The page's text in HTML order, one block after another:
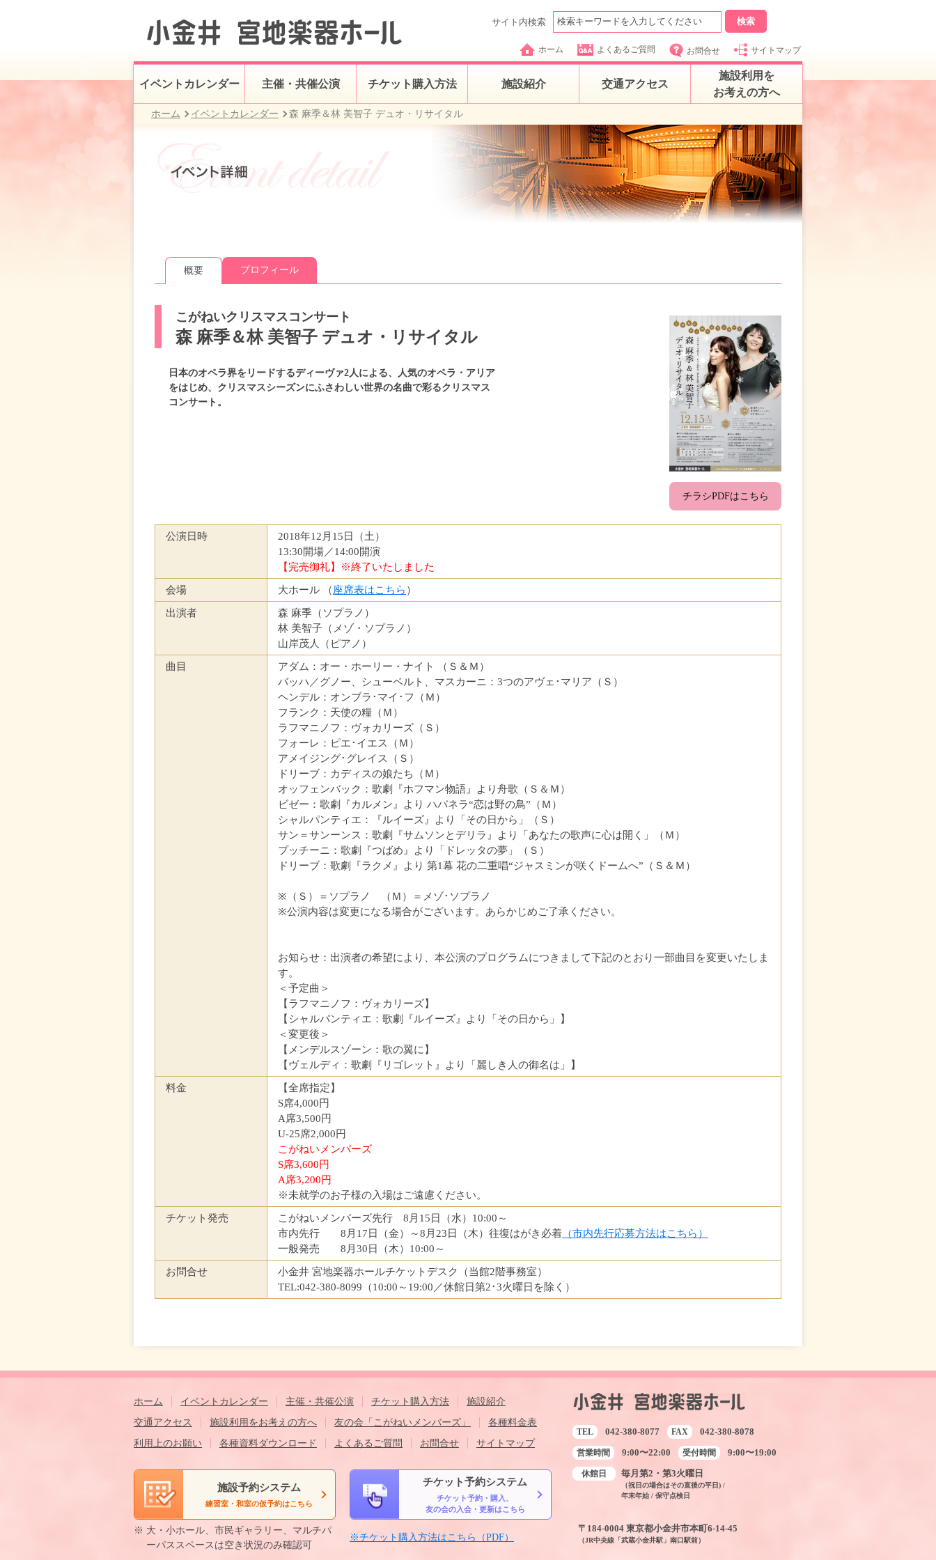
サイト内検索
ホーム よくあるご質問 お問合せ サイトマップ
イベントカレンダー 主催・共催公演 チケット購入方法 施設紹介 交通アクセス
施設利用を
お考えの方へ
ホーム イベントカレンダー 森 麻季＆林 美智子 デュオ・リサイタル
概要 プロフィール
こがねいクリスマスコンサート
森 麻季＆林 美智子 デュオ・リサイタル
日本のオペラ界をリードするディーヴァ2人による、人気のオペラ・アリア
をはじめ、クリスマスシーズンにふさわしい世界の名曲で彩るクリスマス
コンサート。
チラシPDFはこちら
公演日時
2018年12月15日（土）
13:30開場／14:00開演
【完売御礼】※終了いたしました
会場 大ホール （座席表はこちら ）
出演者
森 麻季（ソプラノ）
林 美智子（メゾ・ソプラノ）
山岸茂人（ピアノ）
曲目
アダム：オー・ホーリー・ナイト （Ｓ＆Ｍ）
バッハ／グノー、シューベルト、マスカーニ：3つのアヴェ･マリア（Ｓ）
ヘンデル：オンブラ･マイ･フ（Ｍ）
フランク：天使の糧（Ｍ）
ラフマニノフ：ヴォカリーズ（Ｓ）
フォーレ：ピエ･イエス（Ｍ）
アメイジング･グレイス（Ｓ）
ドリーブ：カディスの娘たち（Ｍ）
オッフェンバック：歌劇『ホフマン物語』より舟歌（Ｓ＆Ｍ）
ビゼー：歌劇『カルメン』より ハバネラ“恋は野の鳥”（Ｍ）
シャルパンティエ：『ルイーズ』より「その日から」（Ｓ）
サン＝サンーンス：歌劇『サムソンとデリラ』より「あなたの歌声に心は開く」（Ｍ）
プッチーニ：歌劇『つばめ』より「ドレッタの夢」（Ｓ）
ドリーブ：歌劇『ラクメ』より 第1幕 花の二重唱“ジャスミンが咲くドームへ”（Ｓ＆Ｍ）
※（Ｓ）＝ソプラノ （Ｍ）＝メゾ･ソプラノ
※公演内容は変更になる場合がございます。あらかじめご了承ください。
お知らせ：出演者の希望により、本公演のプログラムにつきまして下記のとおり一部曲目を変更いたしま
す。
＜予定曲＞
【ラフマニノフ：ヴォカリーズ】
【シャルパンティエ：歌劇『ルイーズ』より「その日から」】
＜変更後＞
【メンデルスゾーン：歌の翼に】
【ヴェルディ：歌劇『リゴレット』より「麗しき人の御名は」】
料金
【全席指定】
S席4,000円
A席3,500円
U-25席2,000円
こがねいメンバーズ
S席3,600円
A席3,200円
※未就学のお子様の入場はご遠慮ください。
チケット発売
こがねいメンバーズ先行 8月15日（水）10:00～
市内先行 8月17日（金）～8月23日（木）往復はがき必着 （市内先行応募方法はこちら）
一般発売 8月30日（木）10:00～
お問合せ
小金井 宮地楽器ホールチケットデスク（当館2階事務室）
TEL:042-380-8099（10:00～19:00／休館日第2･3火曜日を除く）
ホーム イベントカレンダー 主催・共催公演 チケット購入方法
施設紹介
交通アクセス
施設利用をお考えの方へ 友の会「こがねいメンバーズ」
各種料金表
利用上のお願い
各種資料ダウンロード よくあるご質問 お問合せ サイトマップ
施設予約システム
練習室・和室の仮予約はこちら
※ 大・小ホール、市民ギャラリー、マルチパ
ーパススペースは空き状況のみ確認可
チケット予約システム
チケット予約・購入、
友の会の入会・更新はこちら
※チケット購入方法はこちら（PDF）
TEL 042-380-8077 FAX 042-380-8078
営業時間 9:00〜22:00 受付時間 9:00〜19:00
休館日 毎月第2・第3火曜日
（祝日の場合はその直後の平日) /
年末年始 / 保守点検日
〒184-0004 東京都小金井市本町6-14-45
（JR中央線「武蔵小金井駅」南口駅前）